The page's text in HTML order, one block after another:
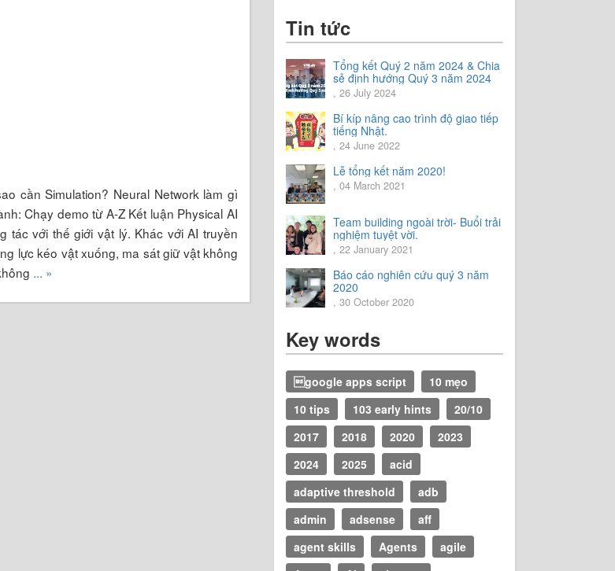
cần Simulation? Neural Network làm gì
Chạy demo từ A-Z Kết luận Physical AI
tác với thế giới vật lý. Khác với AI truyền
lực kéo vật xuống, ma sát giữ vật không
... »
Tin tức
Tổng kết Quý 2 năm 2024 & Chia
sẻ định hướng Quý 3 năm 2024
, 26 July 2024
Bí kíp nâng cao trình độ giao tiếp
tiếng Nhật.
, 24 June 2022
Lễ tổng kết năm 2020!
, 04 March 2021
Team building ngoài trời- Buổi trải
nghiệm tuyệt vời.
, 22 January 2021
Báo cáo nghiên cứu quý 3 năm
2020
, 30 October 2020
Key words
google apps script
10 mẹo
10 tips
103 early hints
20/10
2017
2018 2020
2023
2024
2025
acid
adaptive threshold
adb
admin
adsense
aff
agent skills
Agents
agile